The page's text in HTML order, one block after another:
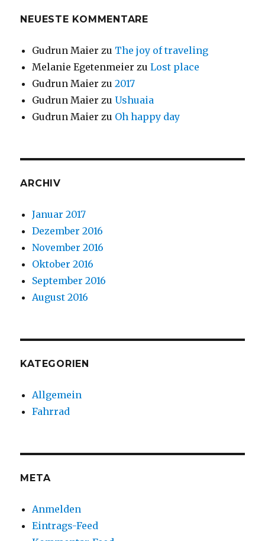
NEUESTE KOMMENTARE
Gudrun Maier zu The joy of traveling
Melanie Egetenmeier zuLost place
Gudrun Maier zu2017
Gudrun Maier zuUshuaia
Gudrun Maier zu Oh happy day
ARCHIV
Januar 2017
Dezember 2016
November 2016
Oktober 2016
September 2016
August 2016
KATEGORIEN
Allgemein
Fahrrad
META
Anmelden
Eintrags-Feed